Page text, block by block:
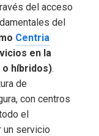
del acceso
del
Centria
en la
o híbridos).
de
con centros
el
un servicio